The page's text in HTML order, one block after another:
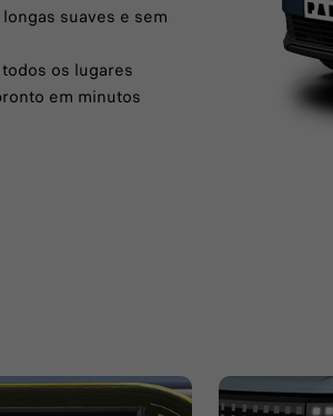
suaves e sem
os lugares
em minutos